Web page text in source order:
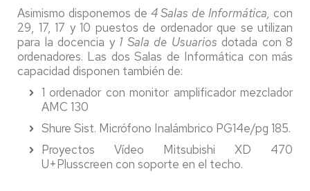
Asimismo disponemos de 4 Salas de Informática, con
29, 17, 17 y 10 puestos de ordenador que se utilizan
para la docencia y 1 Sala de Usuarios dotada con 8
ordenadores. Las dos Salas de Informática con más
capacidad disponen también de:
1 ordenador con monitor amplificador mezclador
AMC 130
Shure Sist. Micrófono Inalámbrico PG14e/pg 185.
Proyectos Vídeo Mitsubishi XD 470
U+Plusscreen con soporte en el techo.